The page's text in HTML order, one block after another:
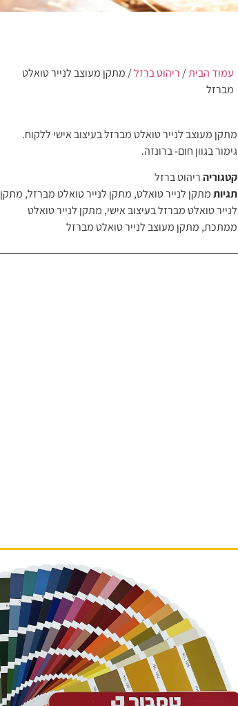
עמוד הבית/ ריהוט ברזל/ מתקן מעוצב לנייר טואלט
מברזל
מתקן מעוצב לנייר טואלט מברזל בעיצוב אישי ללקוח.
גימור בגוון חום- ברונזה.
קטגוריה ריהוט ברזל
תגיות מתקן לנייר טואלט, מתקן לנייר טואלט מברזל, מתקן
לנייר טואלט מברזל בעיצוב אישי, מתקן לנייר טואלט
ממתכת, מתקן מעוצב לנייר טואלט מברזל